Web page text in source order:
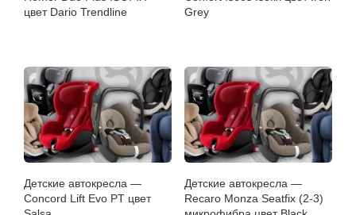
цвет Dario Trendline
Grey
Детские автокресла —
Concord Lift Evo PT цвет
Детские автокресла —
Recaro Monza Seatfix (2-3)